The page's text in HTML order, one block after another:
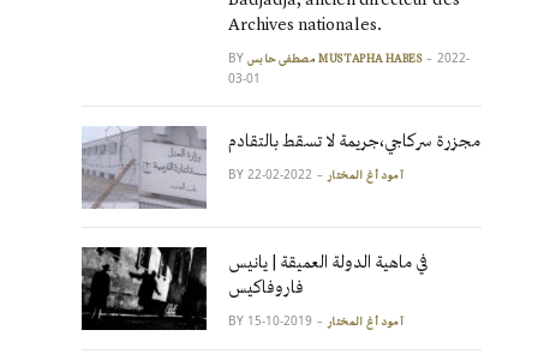
Archives nationales.
BY مصطفى حابس MUSTAPHA HABES
2022-
03-01
مجزرة سركاجي،جريمة لا تسقط بالتقادم
BY آمود أغ المختار 2022-02-22
في ماهية الدولة العميقة | يانيس
فاروفاكيس
BY آمود أغ المختار 2019-10-15